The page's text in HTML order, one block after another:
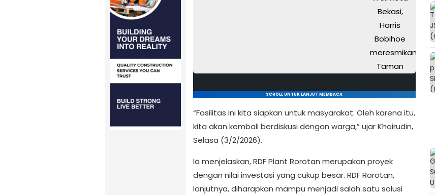
SCROLL UNTUK LANJUT MEMBACA
“Fasilitas ini kita siapkan untuk masyarakat. Oleh karena itu,
kita akan kembali berdiskusi dengan warga,” ujar Khoirudin,
Selasa (3/2/2026).
Ia menjelaskan, RDF Plant Rorotan merupakan proyek
dengan nilai investasi yang cukup besar. RDF Rorotan,
lanjutnya, diharapkan mampu menjadi salah satu solusi